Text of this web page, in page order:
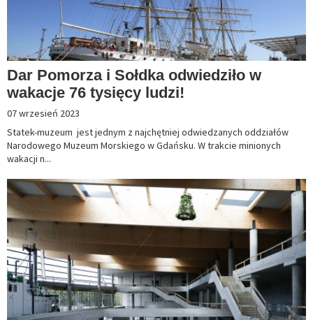
Dar Pomorza i Sołdka odwiedziło w
wakacje 76 tysięcy ludzi!
07 wrzesień 2023
Statek-muzeum jest jednym z najchętniej odwiedzanych oddziałów
Narodowego Muzeum Morskiego w Gdańsku. W trakcie minionych
wakacji n...